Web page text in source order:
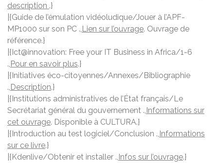
description .}
|{Guide de l’émulation vidéoludique/Jouer à l’APF-
MP1000 sur son PC ., Lien sur l’ouvrage. Ouvrage de
référence.}
|{Ict@innovation: Free your IT Business in Africa/1-6
., Pour en savoir plus.}
|{Initiatives éco-citoyennes/Annexes/Bibliographie
., Description.}
|{Institutions administratives de l’État français/Le
Secrétariat général du gouvernement ., Informations sur
cet ouvrage. Disponible à CULTURA.}
|{Introduction au test logiciel/Conclusion ., Informations
sur ce livre.}
|{Kdenlive/Obtenir et installer ., Infos sur l’ouvrage.}